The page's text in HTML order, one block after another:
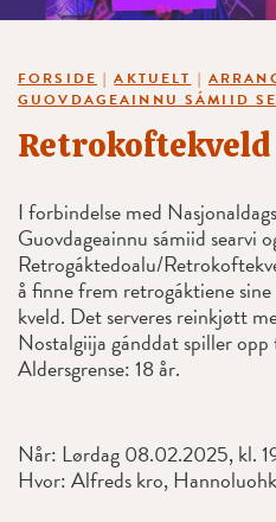
FORSIDE | AKTUELT |
GUOVDAGEAINNU SÁMIID
Retrokoftekveld
I forbindelse med
Guovdageainnu sámiid searvi
Retrogáktedoalu/
å finne frem retrogáktiene
kveld. Det serveres reinkjøtt
Nostalgiija gánddat spiller
Aldersgrense: 18 år.
Når: Lørdag 08.02.2025, kl.
Hvor: Alfreds kro,